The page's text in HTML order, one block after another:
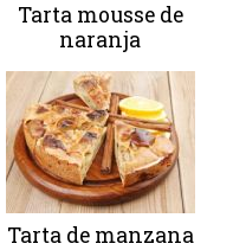
Tarta mousse de
naranja
Tarta de manzana